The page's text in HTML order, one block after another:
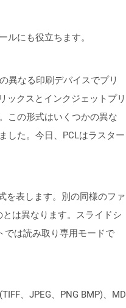
にも役立ちます。
異なる印刷デバイスでプリ
ックスとインクジェットプリ
この形式はいくつかの異な
した。今日、PCLはラスター
を表します。別の同様のファ
は異なります。スライドシ
では読み取り専用モードで
、JPEG、PNG BMP)、MD